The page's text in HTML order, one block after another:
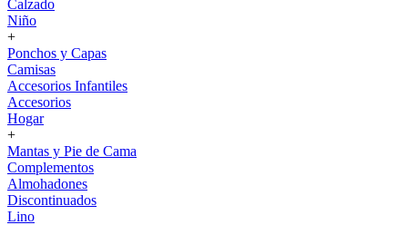
Calzado
Niño
+
Ponchos y Capas
Camisas
Accesorios Infantiles
Accesorios
Hogar
+
Mantas y Pie de Cama
Complementos
Almohadones
Discontinuados
Lino